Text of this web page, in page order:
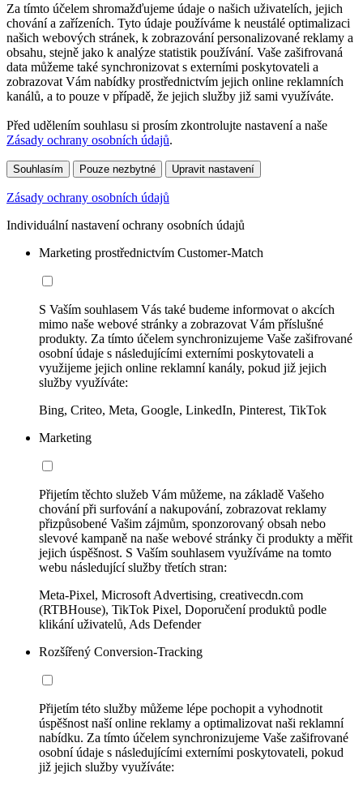
Za tímto účelem shromažďujeme údaje o našich uživatelích, jejich
chování a zařízeních. Tyto údaje používáme k neustálé optimalizaci
našich webových stránek, k zobrazování personalizované reklamy a
obsahu, stejně jako k analýze statistik používání. Vaše zašifrovaná
data můžeme také synchronizovat s externími poskytovateli a
zobrazovat Vám nabídky prostřednictvím jejich online reklamních
kanálů, a to pouze v případě, že jejich služby již sami využíváte.
Před udělením souhlasu si prosím zkontrolujte nastavení a naše
Zásady ochrany osobních údajů.
Souhlasím Pouze nezbytné Upravit nastavení
Zásady ochrany osobních údajů
Individuální nastavení ochrany osobních údajů
Marketing prostřednictvím Customer-Match
S Vaším souhlasem Vás také budeme informovat o akcích
mimo naše webové stránky a zobrazovat Vám příslušné
produkty. Za tímto účelem synchronizujeme Vaše zašifrované
osobní údaje s následujícími externími poskytovateli a
využijeme jejich online reklamní kanály, pokud již jejich
služby využíváte:
Bing, Criteo, Meta, Google, LinkedIn, Pinterest, TikTok
Marketing
Přijetím těchto služeb Vám můžeme, na základě Vašeho
chování při surfování a nakupování, zobrazovat reklamy
přizpůsobené Vašim zájmům, sponzorovaný obsah nebo
slevové kampaně na naše webové stránky či produkty a měřit
jejich úspěšnost. S Vaším souhlasem využíváme na tomto
webu následující služby třetích stran:
Meta-Pixel, Microsoft Advertising, creativecdn.com
(RTBHouse), TikTok Pixel, Doporučení produktů podle
klikání uživatelů, Ads Defender
Rozšířený Conversion-Tracking
Přijetím této služby můžeme lépe pochopit a vyhodnotit
úspěšnost naší online reklamy a optimalizovat naši reklamní
nabídku. Za tímto účelem synchronizujeme Vaše zašifrované
osobní údaje s následujícími externími poskytovateli, pokud
již jejich služby využíváte: